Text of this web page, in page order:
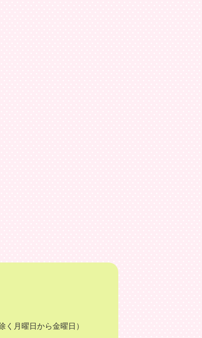
月曜日から金曜日）